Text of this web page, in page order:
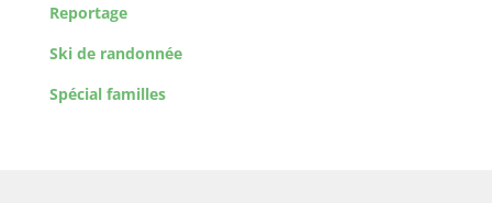
Reportage
Ski de randonnée
Spécial familles